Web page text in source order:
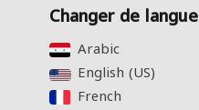
Changer de langue
Arabic‎
English (US)‎
French‎